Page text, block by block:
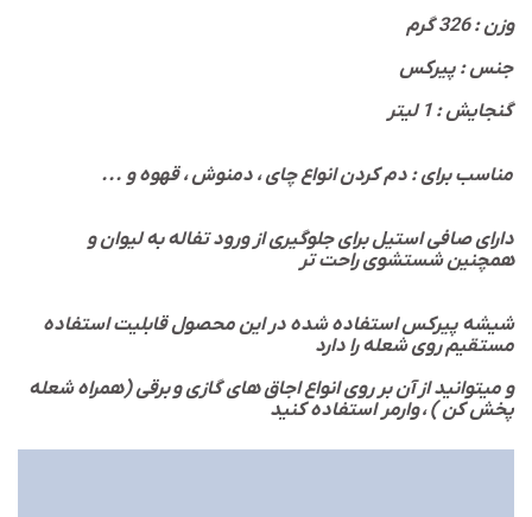
وزن : 326 گرم
جنس : پیرکس
گنجایش : 1 لیتر
دارای صافی استیل برای جلوگیری از ورود تفاله به لیوان و
همچنین شستشوی راحت تر
شیشه پیرکس استفاده شده در این محصول قابلیت استفاده
مستقیم روی شعله را دارد
و میتوانید از آن بر روی انواع اجاق های گازی و برقی (همراه شعله
پخش کن ) ، وارمر استفاده کنید